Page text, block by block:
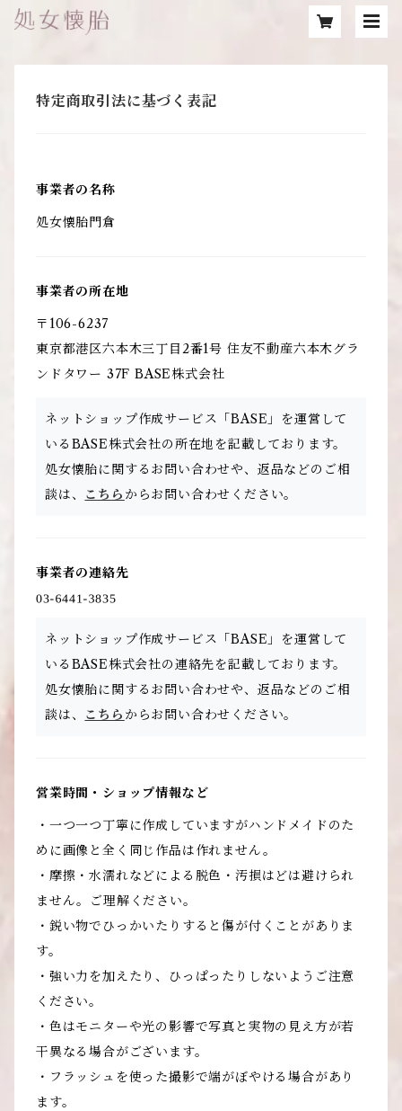
特定商取引法に基づく表記
事業者の名称
処女懐胎門倉
事業者の所在地
〒106-6237
東京都港区六本木三丁目2番1号 住友不動産六本木グラ
ンドタワー 37F BASE株式会社
ネットショップ作成サービス「BASE」を運営して
いるBASE株式会社の所在地を記載しております。
処女懐胎に関するお問い合わせや、返品などのご相
談は、 こちら からお問い合わせください。
事業者の連絡先
ネットショップ作成サービス「BASE」を運営して
いるBASE株式会社の連絡先を記載しております。
処女懐胎に関するお問い合わせや、返品などのご相
談は、 こちら からお問い合わせください。
営業時間・ショップ情報など
・一つ一つ丁寧に作成していますがハンドメイドのた
めに画像と全く同じ作品は作れません‍。
・摩擦・水濡れなどによる脱色・汚損はどは避けられ
ません。ご理解ください。
・鋭い物でひっかいたりすると傷が付くことがありま
す。
・強い力を加えたり、ひっぱったりしないようご注意
ください。
・色はモニターや光の影響で写真と実物の見え方が若
干異なる場合がございます。
・フラッシュを使った撮影で端がぼやける場合があり
ます。